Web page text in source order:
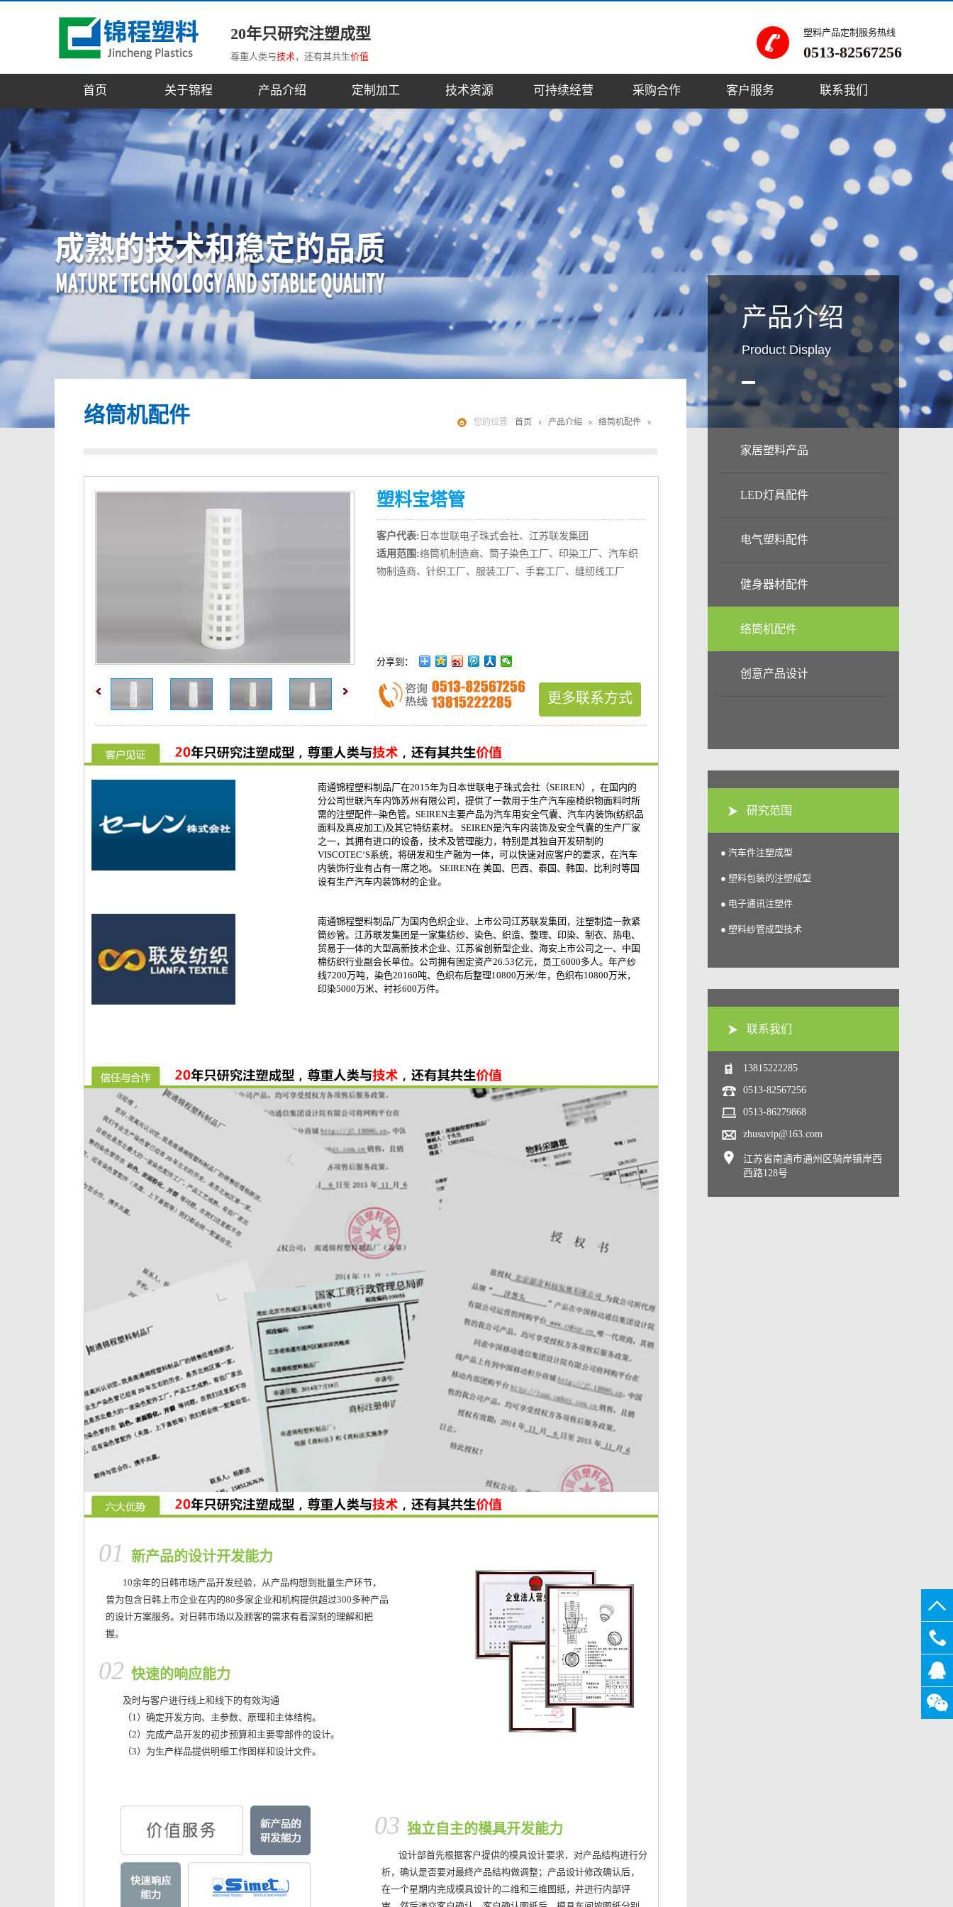
20年只研究注塑成型
尊重人类与技术，还有其共生价值
塑料产品定制服务热线
0513-82567256
首页 关于锦程 产品介绍 定制加工 技术资源 可持续经营 采购合作 客户服务 联系我们
络筒机配件 您的位置 首页 产品介绍 络筒机配件
塑料宝塔管
客户代表: 日本世联电子珠式会社、江苏联发集团
适用范围:络筒机制造商、筒子染色工厂、印染工厂、汽车织
物制造商、针织工厂、服装工厂、手套工厂、缝纫线工厂
分享到：
更多联系方式
南通锦程塑料制品厂在2015年为日本世联电子珠式会社（SEIREN），在国内的
分公司世联汽车内饰苏州有限公司，提供了一款用于生产汽车座椅织物面料时所
需的注塑配件--染色管。SEIREN主要产品为汽车用安全气囊、汽车内装饰(纺织品
面料及真皮加工)及其它特纺素材。 SEIREN是汽车内装饰及安全气囊的生产厂家
之一，其拥有进口的设备，技术及管理能力，特别是其独自开发研制的
VISCOTEC‘S系统，将研发和生产融为一体，可以快速对应客户的要求，在汽车
内装饰行业有占有一席之地。 SEIREN在 美国、巴西、泰国、韩国、比利时等国
设有生产汽车内装饰材的企业。
南通锦程塑料制品厂为国内色织企业、上市公司江苏联发集团，注塑制造一款紧
筒纱管。江苏联发集团是一家集纺纱、染色、织造、整理、印染、制衣、热电、
贸易于一体的大型高新技术企业、江苏省创新型企业、海安上市公司之一、中国
棉纺织行业副会长单位。公司拥有固定资产26.53亿元，员工6000多人。年产纱
线7200万吨，染色20160吨、色织布后整理10800万米/年，色织布10800万米，
印染5000万米、衬衫600万件。
01 新产品的设计开发能力
10余年的日韩市场产品开发经验，从产品构想到批量生产环节，
曾为包含日韩上市企业在内的80多家企业和机构提供超过300多种产品
的设计方案服务。对日韩市场以及顾客的需求有着深刻的理解和把
握。
02 快速的响应能力
及时与客户进行线上和线下的有效沟通
（1）确定开发方向、主参数、原理和主体结构。
（2）完成产品开发的初步预算和主要零部件的设计。
（3）为生产样品提供明细工作图样和设计文件。
03 独立自主的模具开发能力
设计部首先根据客户提供的模具设计要求，对产品结构进行分
析，确认是否要对最终产品结构做调整；产品设计修改确认后，
在一个星期内完成模具设计的二维和三维图纸，并进行内部评
产品介绍
Product Display
家居塑料产品
LED灯具配件
电气塑料配件
健身器材配件
络筒机配件
创意产品设计
研究范围
● 汽车件注塑成型
● 塑料包装的注塑成型
● 电子通讯注塑件
● 塑料纱管成型技术
联系我们
13815222285
0513-82567256
0513-86279868
zhusuvip@163.com
江苏省南通市通州区骑岸镇岸西
西路128号
0513-
在线